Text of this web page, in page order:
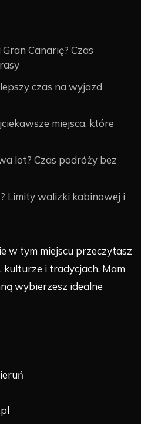
Canarię? Czas
czas na wyjazd
miejsca, które
lot? Czas podróży bez
Limity walizki kabinowej i
w tym miejscu przeczytasz
i tradycjach. Mam
wybierzesz idealne